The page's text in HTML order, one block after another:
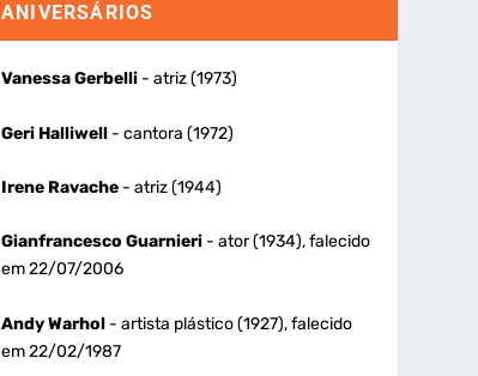
ANIVERSÁRIOS
Vanessa Gerbelli- atriz (1973)
Geri Halliwell- cantora (1972)
Irene Ravache- atriz (1944)
Gianfrancesco Guarnieri- ator (1934), falecido
em 22/07/2006
Andy Warhol- artista plástico (1927), falecido
em 22/02/1987